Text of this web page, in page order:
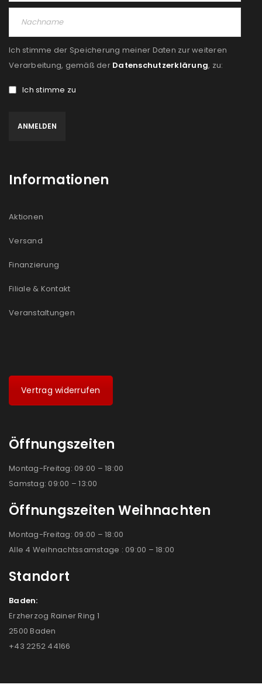
Ich stimme der Speicherung meiner Daten zur weiteren
Verarbeitung, gemäß der Datenschutzerklärung, zu:
Ich stimme zu
Informationen
Aktionen
Versand
Finanzierung
Filiale & Kontakt
Veranstaltungen
Vertrag widerrufen
Öffnungszeiten
Montag-Freitag: 09:00 – 18:00
Samstag: 09:00 – 13:00
Öffnungszeiten Weihnachten
Montag-Freitag: 09:00 – 18:00
Alle 4 Weihnachtssamstage : 09:00 – 18:00
Standort
Baden:
Erzherzog Rainer Ring 1
2500 Baden
+43 2252 44166